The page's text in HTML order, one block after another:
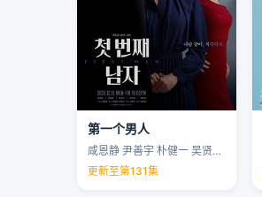
第一个男人
咸恩静 尹善宇 朴健一 吴贤庆 …
更新至第131集